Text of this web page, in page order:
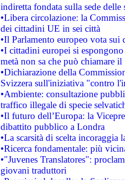
indiretta fondata sulla sede delle
•Libera circolazione: la
dei cittadini UE in sei città
•Il Parlamento europeo vota sui
•I cittadini europei si
metà non sa che può chiamare
•Dichiarazione della
Svizzera sull'iniziativa "contro
•Ambiente: consultazione
traffico illegale di specie
•Il futuro dell’Europa: la
dibattito pubblico a Londra
•La scarsità di scelta
•Ricerca fondamentale: più
•"Juvenes Translatores":
giovani traduttori